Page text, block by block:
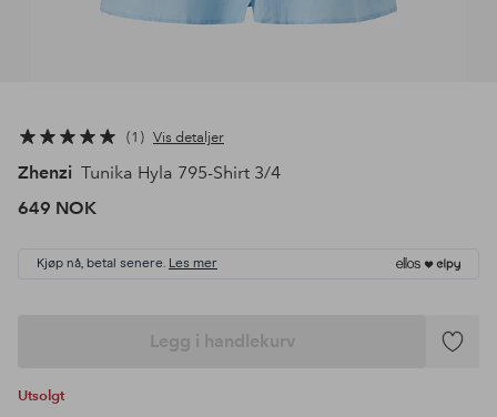
1 Vis detaljer
Zhenzi Tunika Hyla 795-Shirt 3/4
649 NOK
Kjøp nå, betal senere. Les mer
Legg i handlekurv
Legg
Utsolgt